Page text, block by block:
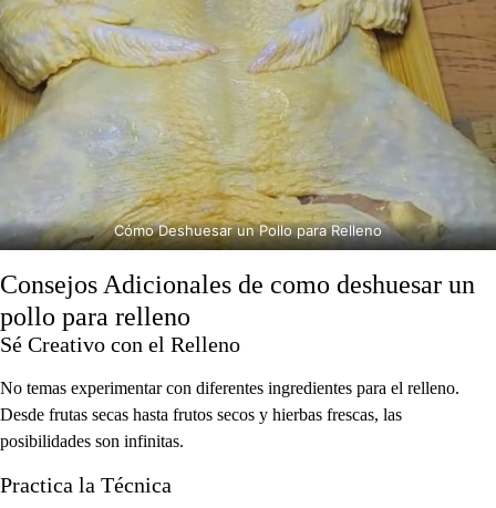
Cómo Deshuesar un Pollo para Relleno
Consejos Adicionales de como deshuesar un
pollo para relleno
Sé Creativo con el Relleno
No temas experimentar con diferentes ingredientes para el relleno.
Desde frutas secas hasta frutos secos y hierbas frescas, las
posibilidades son infinitas.
Practica la Técnica